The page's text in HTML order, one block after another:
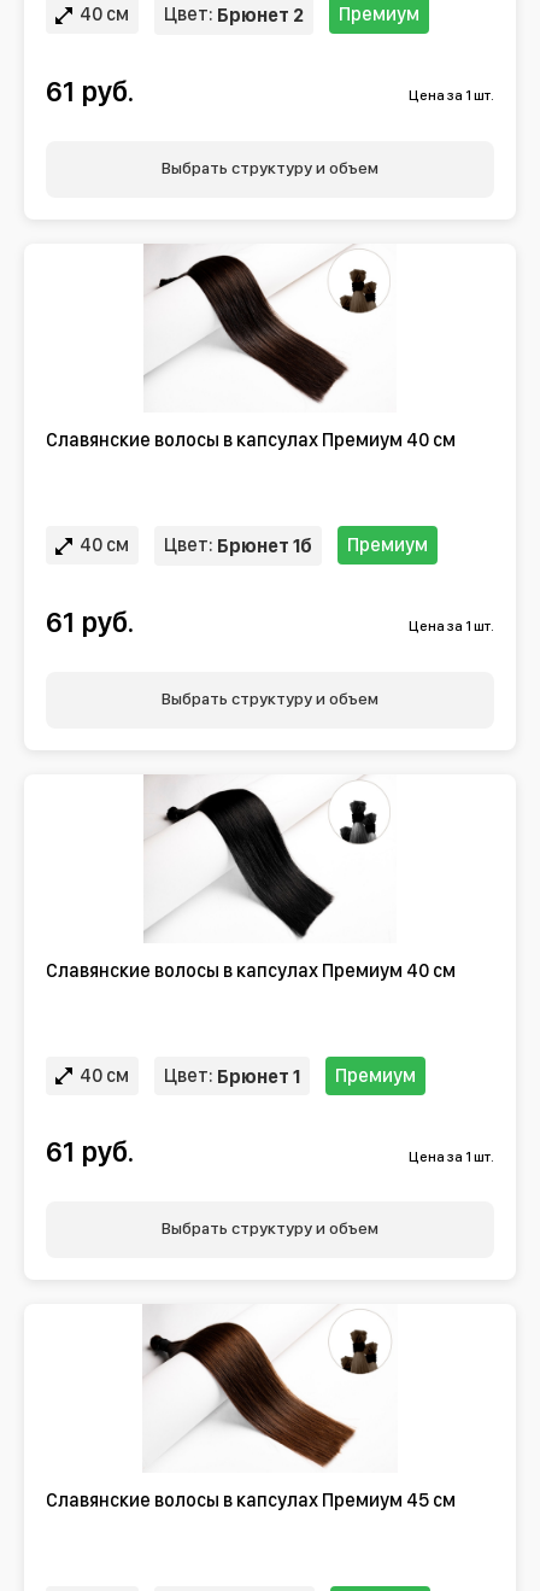
40 см Цвет: Брюнет 2 Премиум
61 руб. Цена за 1 шт.
Выбрать структуру и объем
Славянские волосы в капсулах Премиум 40 см
40 см Цвет: Брюнет 1б Премиум
61 руб. Цена за 1 шт.
Выбрать структуру и объем
Славянские волосы в капсулах Премиум 40 см
40 см Цвет: Брюнет 1 Премиум
61 руб. Цена за 1 шт.
Выбрать структуру и объем
Славянские волосы в капсулах Премиум 45 см